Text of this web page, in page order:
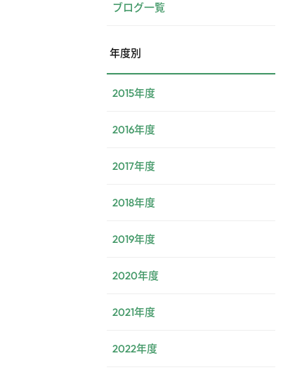
ブログ一覧
年度別
2015年度
2016年度
2017年度
2018年度
2019年度
2020年度
2021年度
2022年度